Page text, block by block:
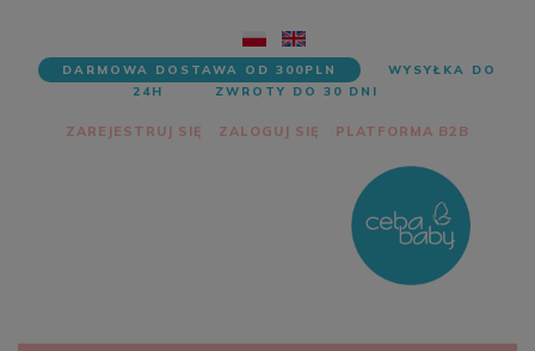
DARMOWA DOSTAWA OD 300PLN
WYSYŁKA DO
24H
ZWROTY DO 30 DNI
ZAREJESTRUJ SIĘ ZALOGUJ SIĘ PLATFORMA B2B